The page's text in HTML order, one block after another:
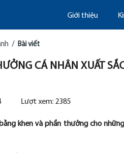
Giới thiệu
Bài viết
CÁ NHÂN XUẤT
Lượt xem: 2385
khen và phần thưởng cho